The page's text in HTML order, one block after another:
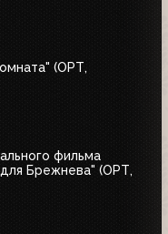
(ОРТ,
фильма
Брежнева" (ОРТ,